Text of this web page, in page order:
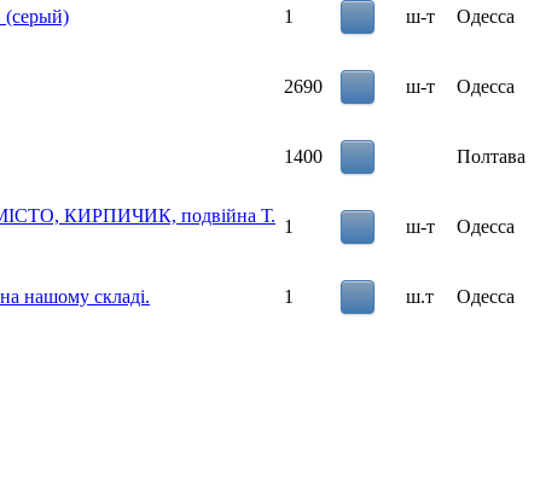
(серый) 1 ш-т Одесса
2690 ш-т Одесса
1400 Полтава
МІСТО, КИРПИЧИК, подвійна Т.
1 ш-т Одесса
нашому складі. 1 ш.т Одесса